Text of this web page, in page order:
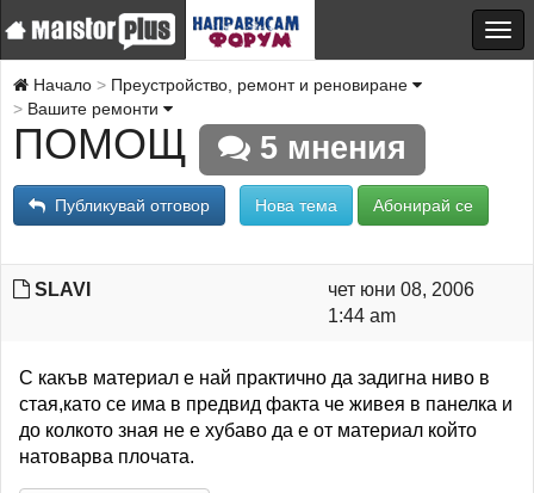
Начало
Преустройство, ремонт и реновиране
Вашите ремонти
ПОМОЩ 5 мнения
Публикувай отговор Нова тема Абонирай се
SLAVI
чет юни 08, 2006
1:44 am
С какъв материал е най практично да задигна ниво в
стая,като се има в предвид факта че живея в панелка и
до колкото зная не е хубаво да е от материал който
натоварва плочата.